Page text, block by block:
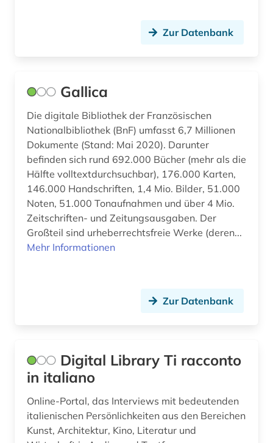
indoarische sprachen (1)
iran (1)
iranistik (1)
irland / literatur / irisch (1)
islam (1)
islamwissenschaft (1)
italia (1)
italienisch (5)
jiddisch (1)
jüdische studien (1)
kanada (2)
Zur Datenbank
Gallica
Die digitale Bibliothek der Französischen
Nationalbibliothek (BnF) umfasst 6,7 Millionen
Dokumente (Stand: Mai 2020). Darunter
befinden sich rund 692.000 Bücher (mehr als die
Hälfte volltextdurchsuchbar), 176.000 Karten,
146.000 Handschriften, 1,4 Mio. Bilder, 51.000
Noten, 51.000 Tonaufnahmen und über 4 Mio.
Zeitschriften- und Zeitungsausgaben. Der
Großteil sind urheberrechtsfreie Werke (deren...
Mehr Informationen
Zur Datenbank
Digital Library Ti racconto
in italiano
Online-Portal, das Interviews mit bedeutenden
italienischen Persönlichkeiten aus den Bereichen
Kunst, Architektur, Kino, Literatur und